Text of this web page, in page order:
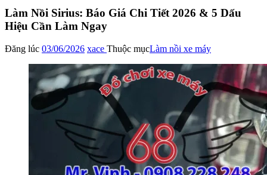
Làm Nồi Sirius: Báo Giá Chi Tiết 2026 & 5 Dấu
Hiệu Cần Làm Ngay
Đăng lúc 03/06/2026 xace Thuộc mụcLàm nồi xe máy